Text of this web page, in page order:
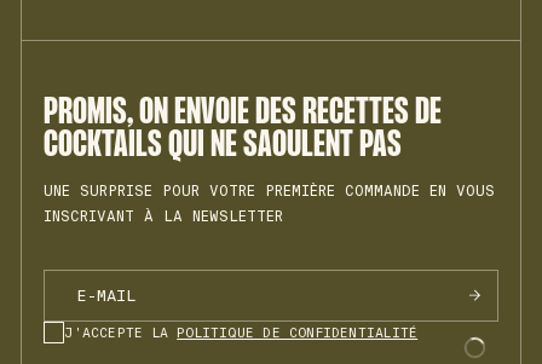
PROMIS, ON ENVOIE DES RECETTES DE
COCKTAILS QUI NE SAOULENT PAS
UNE SURPRISE POUR VOTRE PREMIÈRE COMMANDE EN VOUS
INSCRIVANT À LA NEWSLETTER
J'ACCEPTE LA POLITIQUE DE CONFIDENTIALITÉ
VRMH N°1
REJOINDRE L'ÉQUIPE
MENTIONS LÉGALES